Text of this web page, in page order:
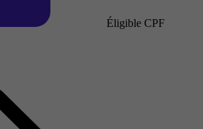
Éligible CPF